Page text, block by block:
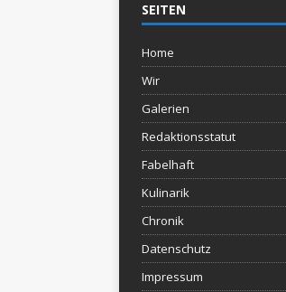
SEITEN
Home
Wir
Galerien
Redaktionsstatut
Fabelhaft
Kulinarik
Chronik
Datenschutz
Impressum